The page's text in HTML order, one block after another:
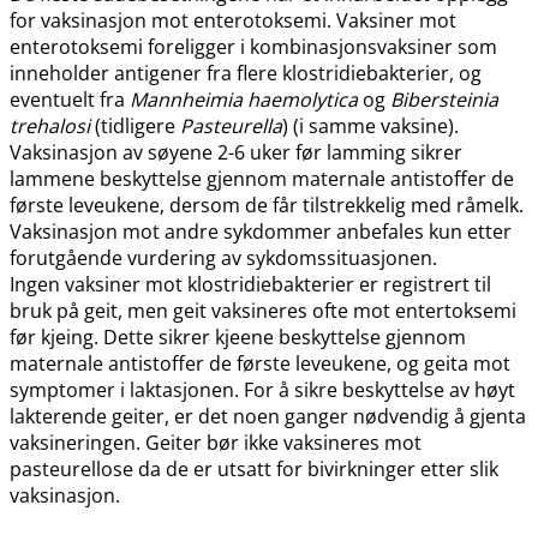
for vaksinasjon mot enterotoksemi. Vaksiner mot
enterotoksemi foreligger i kombinasjonsvaksiner som
inneholder antigener fra flere klostridiebakterier, og
eventuelt fra Mannheimia haemolyticaog Bibersteinia
trehalosi(tidligere Pasteurella) (i samme vaksine).
Vaksinasjon av søyene 2-6 uker før lamming sikrer
lammene beskyttelse gjennom maternale antistoffer de
første leveukene, dersom de får tilstrekkelig med råmelk.
Vaksinasjon mot andre sykdommer anbefales kun etter
forutgående vurdering av sykdomssituasjonen.
Ingen vaksiner mot klostridiebakterier er registrert til
bruk på geit, men geit vaksineres ofte mot entertoksemi
før kjeing. Dette sikrer kjeene beskyttelse gjennom
maternale antistoffer de første leveukene, og geita mot
symptomer i laktasjonen. For å sikre beskyttelse av høyt
lakterende geiter, er det noen ganger nødvendig å gjenta
vaksineringen. Geiter bør ikke vaksineres mot
pasteurellose da de er utsatt for bivirkninger etter slik
vaksinasjon.